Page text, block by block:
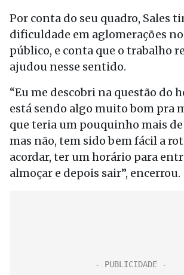
Por conta do seu quadro, Sales
dificuldade em aglomerações
público, e conta que o trabalho
ajudou nesse sentido.
“Eu me descobri na questão do
está sendo algo muito bom pra
que teria um pouquinho mais
mas não, tem sido bem fácil a
acordar, ter um horário para
almoçar e depois sair”, encerrou.